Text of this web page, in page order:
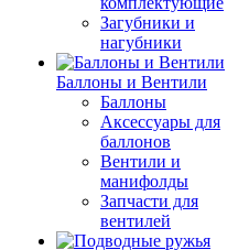
Загубники и
нагубники
Баллоны и Вентили
Баллоны
Аксессуары для
баллонов
Вентили и
манифолды
Запчасти для
вентилей